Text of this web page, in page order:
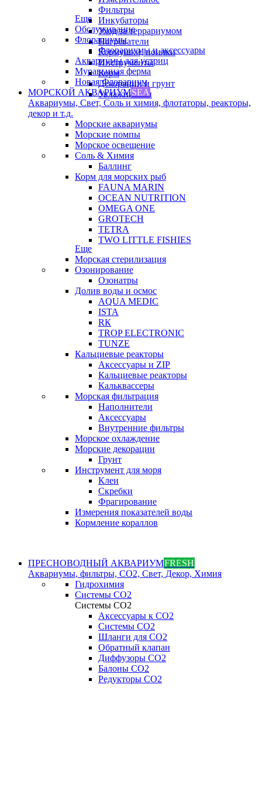
Фильтры
Инкубаторы
Уход за террариумом
Нагреватели
Кормушки, поилки
Инструменты
Корм
Декорации и грунт
Увлажнители
Еще
Обслуживание
Флорариумы
Флорариумы и аксессуары
Аквариумы для устриц
Муравьиная ферма
Новая Флорариум
МОРСКОЙ АКВАРИУМSEA
Аквариумы, Свет, Соль и химия, флотаторы, реакторы,
декор и т.д.
Морские аквариумы
Морские помпы
Морское освещение
Соль & Химия
Баллинг
Корм для морских рыб
FAUNA MARIN
OCEAN NUTRITION
OMEGA ONE
GROTECH
TETRA
TWO LITTLE FISHIES
Еще
Морская стерилизация
Озонирование
Озонатры
Долив воды и осмос
AQUA MEDIC
ISTA
RК
TROP ELECTRONIC
TUNZE
Кальциевые реакторы
Аксессуары и ZIP
Кальциевые реакторы
Кальквассеры
Морская фильтрация
Наполнители
Аксессуары
Внутренние фильтры
Морское охлаждение
Морские декорации
Грунт
Инструмент для моря
Клеи
Скребки
Фрагирование
Измерения показателей воды
Кормление кораллов
ПРЕСНОВОДНЫЙ АКВАРИУМFRESH
Аквариумы, фильтры, СО2, Свет, Декор, Химия
Гидрохимия
Системы СО2
Системы СО2
Аксессуары к СО2
Системы СО2
Шланги для CO2
Обратный клапан
Диффузоры СO2
Балоны CO2
Редукторы CO2